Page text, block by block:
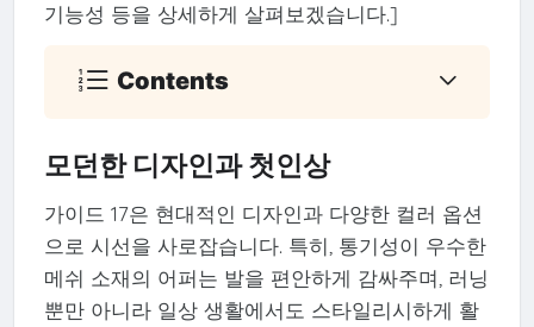
기능성 등을 상세하게 살펴보겠습니다.]
Contents
모던한 디자인과 첫인상
가이드 17은 현대적인 디자인과 다양한 컬러 옵션
으로 시선을 사로잡습니다. 특히, 통기성이 우수한
메쉬 소재의 어퍼는 발을 편안하게 감싸주며, 러닝
뿐만 아니라 일상 생활에서도 스타일리시하게 활